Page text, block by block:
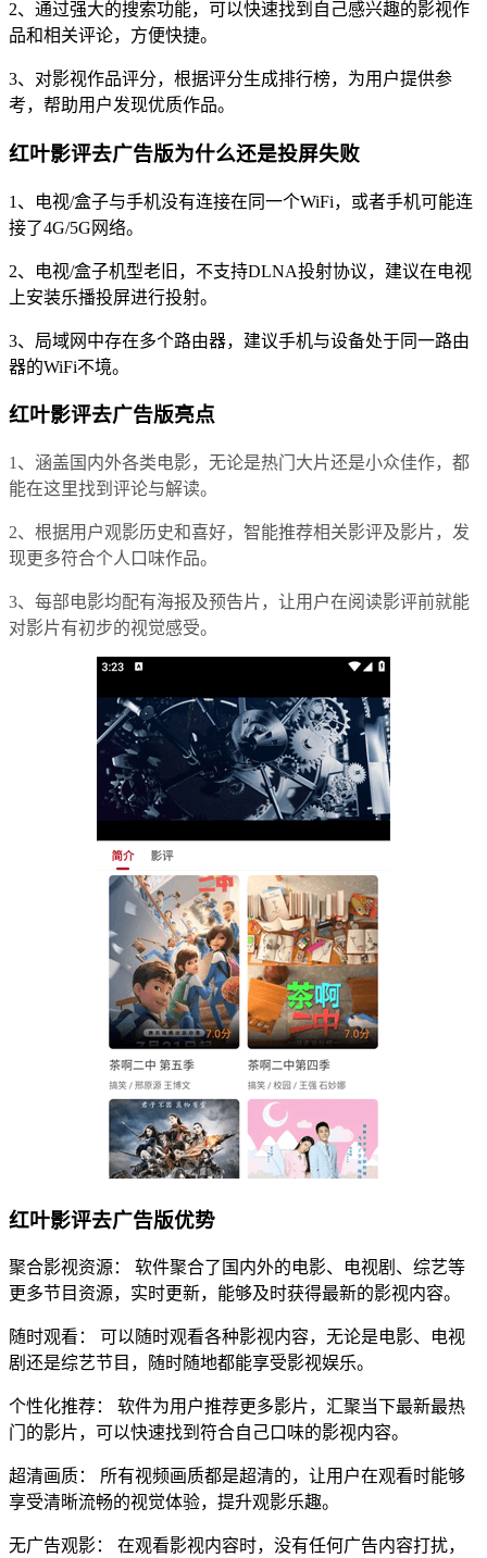
2、通过强大的搜索功能，可以快速找到自己感兴趣的影视作
品和相关评论，方便快捷。
3、对影视作品评分，根据评分生成排行榜，为用户提供参
考，帮助用户发现优质作品。
红叶影评去广告版为什么还是投屏失败
1、电视/盒子与手机没有连接在同一个WiFi，或者手机可能连
接了4G/5G网络。
2、电视/盒子机型老旧，不支持DLNA投射协议，建议在电视
上安装乐播投屏进行投射。
3、局域网中存在多个路由器，建议手机与设备处于同一路由
器的WiFi不境。
红叶影评去广告版亮点
1、涵盖国内外各类电影，无论是热门大片还是小众佳作，都
能在这里找到评论与解读。
2、根据用户观影历史和喜好，智能推荐相关影评及影片，发
现更多符合个人口味作品。
3、每部电影均配有海报及预告片，让用户在阅读影评前就能
对影片有初步的视觉感受。
红叶影评去广告版优势
聚合影视资源： 软件聚合了国内外的电影、电视剧、综艺等
更多节目资源，实时更新，能够及时获得最新的影视内容。
随时观看： 可以随时观看各种影视内容，无论是电影、电视
剧还是综艺节目，随时随地都能享受影视娱乐。
个性化推荐： 软件为用户推荐更多影片，汇聚当下最新最热
门的影片，可以快速找到符合自己口味的影视内容。
超清画质： 所有视频画质都是超清的，让用户在观看时能够
享受清晰流畅的视觉体验，提升观影乐趣。
无广告观影： 在观看影视内容时，没有任何广告内容打扰，